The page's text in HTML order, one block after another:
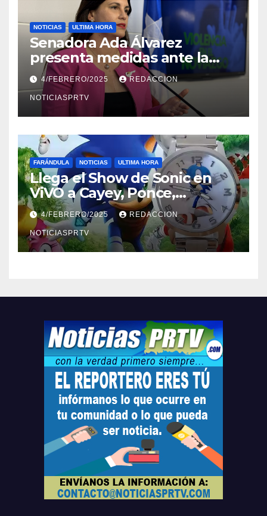
NOTICIAS ULTIMA HORA
Senadora Ada Álvarez
presenta medidas ante la
violencia en el noviazgo
4/FEBRERO/2025 REDACCION
NOTICIASPRTV
FARÁNDULA NOTICIAS ULTIMA HORA
Llega el Show de Sonic en
ViVO a Cayey, Ponce,
Barceloneta y Humacao,
Relojes gratis para el que
compre ahora….
4/FEBRERO/2025 REDACCION
NOTICIASPRTV